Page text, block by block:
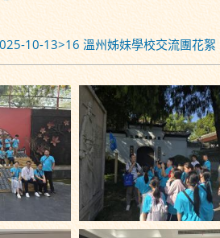
10-13>16 溫州姊妹學校交流團花絮